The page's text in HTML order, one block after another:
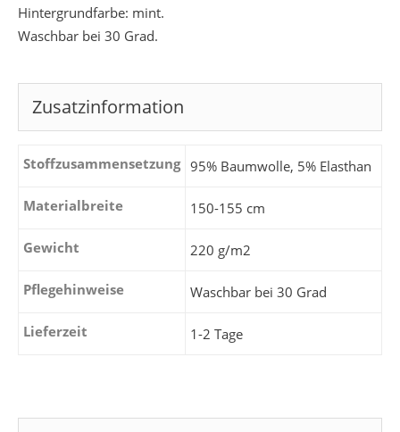
Hintergrundfarbe: mint.
Waschbar bei 30 Grad.
Zusatzinformation
Stoffzusammensetzung 95% Baumwolle, 5% Elasthan
Materialbreite 150-155 cm
Gewicht 220 g/m2
Pflegehinweise Waschbar bei 30 Grad
Lieferzeit 1-2 Tage